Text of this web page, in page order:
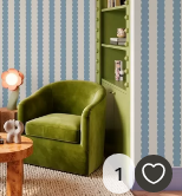
1